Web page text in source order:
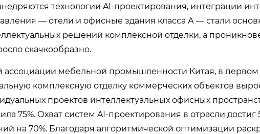
технологии AI-проектирования, интеграции
— отели и офисные здания класса А — стали
решений комплексной отделки, а
скачкообразно.
мебельной промышленности Китая, в первом
комплексную отделку коммерческих объектов
проектов интеллектуальных офисных
75%. Охват систем AI-проектирования в отрасли достиг
на 70%. Благодаря алгоритмической оптимизации